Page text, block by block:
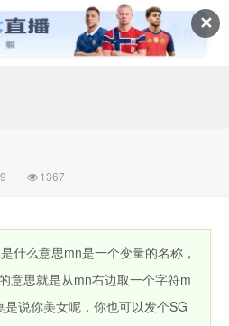
✕
1367
什么意思mn是一个变量的名称，
意思就是从mn右边取一个字符m
说你美女呢，你也可以发个SG